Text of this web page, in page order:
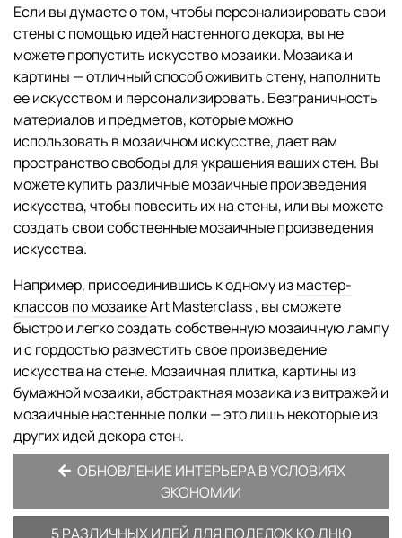
Если вы думаете о том, чтобы персонализировать свои
стены с помощью идей настенного декора, вы не
можете пропустить искусство мозаики. Мозаика и
картины — отличный способ оживить стену, наполнить
ее искусством и персонализировать. Безграничность
материалов и предметов, которые можно
использовать в мозаичном искусстве, дает вам
пространство свободы для украшения ваших стен. Вы
можете купить различные мозаичные произведения
искусства, чтобы повесить их на стены, или вы можете
создать свои собственные мозаичные произведения
искусства.
Например, присоединившись к одному измастер-
классов по мозаикеArt Masterclass , вы сможете
быстро и легко создать собственную мозаичную лампу
и с гордостью разместить свое произведение
искусства на стене. Мозаичная плитка, картины из
бумажной мозаики, абстрактная мозаика из витражей и
мозаичные настенные полки — это лишь некоторые из
других идей декора стен.
ОБНОВЛЕНИЕ ИНТЕРЬЕРА В УСЛОВИЯХ
ЭКОНОМИИ
5 РАЗЛИЧНЫХ ИДЕЙ ДЛЯ ПОДЕЛОК КО ДНЮ